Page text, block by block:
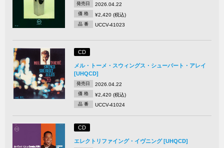
発売日 2026.04.22
価 格 ¥2,420 (税込)
品 番 UCCV-41023
CD
メル・トーメ・スウィングス・シューバート・アレイ
[UHQCD]
発売日 2026.04.22
価 格 ¥2,420 (税込)
品 番 UCCV-41024
CD
エレクトリファイング・イヴニング [UHQCD]